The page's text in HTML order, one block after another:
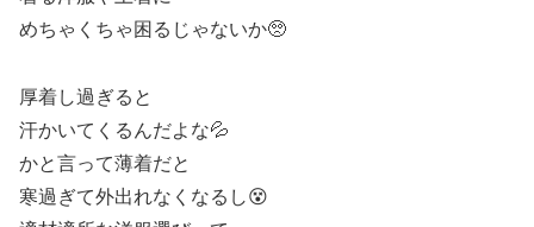
めちゃくちゃ困るじゃないか🥺
厚着し過ぎると
汗かいてくるんだよな💦
かと言って薄着だと
寒過ぎて外出れなくなるし😵